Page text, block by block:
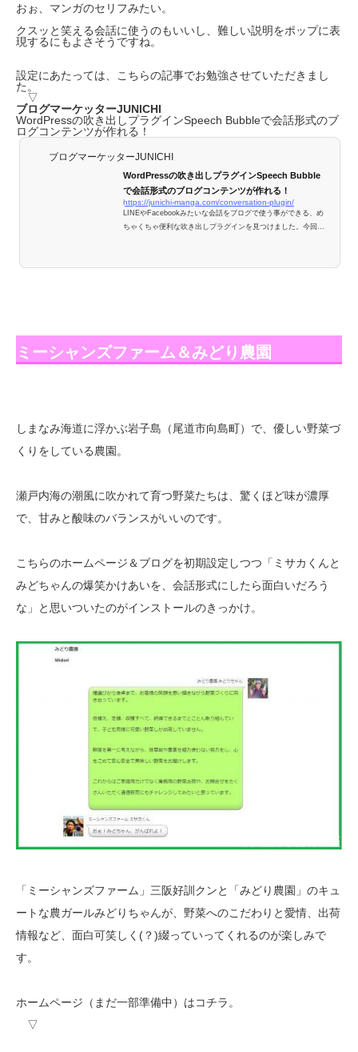
おぉ、マンガのセリフみたい。
クスッと笑える会話に使うのもいいし、難しい説明をポップに表
現するにもよさそうですね。
設定にあたっては、こちらの記事でお勉強させていただきまし
た。
▽
ブログマーケッターJUNICHI
WordPressの吹き出しプラグインSpeech Bubbleで会話形式のブ
ログコンテンツが作れる！
ブログマーケッターJUNICHI
WordPressの吹き出しプラグインSpeech Bubble
で会話形式のブログコンテンツが作れる！
https://junichi-manga.com/conversation-plugin/
LINEやFacebookみたいな会話をブログで使う事ができる、め
ちゃくちゃ便利な吹き出しプラグインを見つけました。今回
インのインストール方法＆使い方をご紹介します。
ミーシャンズファーム＆みどり農園
しまなみ海道に浮かぶ岩子島（尾道市向島町）で、優しい野菜づ
くりをしている農園。
瀬戸内海の潮風に吹かれて育つ野菜たちは、驚くほど味が濃厚
で、甘みと酸味のバランスがいいのです。
こちらのホームページ＆ブログを初期設定しつつ「ミサカくんと
みどちゃんの爆笑かけあいを、会話形式にしたら面白いだろう
な」と思いついたのがインストールのきっかけ。
「ミーシャンズファーム」三阪好訓クンと「みどり農園」のキュ
ートな農ガールみどりちゃんが、野菜へのこだわりと愛情、出荷
情報など、面白可笑しく(？)綴っていってくれるのが楽しみで
す。
ホームページ（まだ一部準備中）はコチラ。
▽